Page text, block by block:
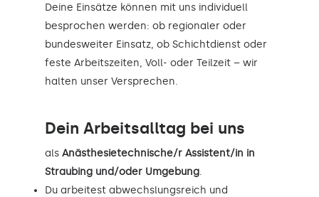
Deine Einsätze können mit uns individuell
besprochen werden: ob regionaler oder
bundesweiter Einsatz, ob Schichtdienst oder
feste Arbeitszeiten, Voll- oder Teilzeit – wir
halten unser Versprechen.
Dein Arbeitsalltag bei uns
als Anästhesietechnische/r Assistent/in in
Straubing und/oder Umgebung.
Du arbeitest abwechslungsreich und